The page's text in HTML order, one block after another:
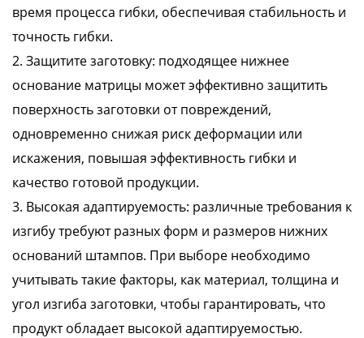
время процесса гибки, обеспечивая стабильность и
точность гибки.
2. Защитите заготовку: подходящее нижнее
основание матрицы может эффективно защитить
поверхность заготовки от повреждений,
одновременно снижая риск деформации или
искажения, повышая эффективность гибки и
качество готовой продукции.
3. Высокая адаптируемость: различные требования к
изгибу требуют разных форм и размеров нижних
оснований штампов. При выборе необходимо
учитывать такие факторы, как материал, толщина и
угол изгиба заготовки, чтобы гарантировать, что
продукт обладает высокой адаптируемостью.